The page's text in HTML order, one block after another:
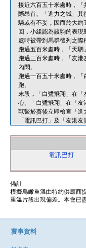
接近六百五十米處時，
際昂首。「進力之城」
騎或有不妥，因而於大
回，小組認為該駒的表
處時被帶到馬群後列之際
跑過五百米處時，「天駟
跑過三百米處時，「友
內閃。
跑過一百五十米處時，
跑。
末段，「白鷺飛翔」在
心。「白鷺飛翔」在「友
獸醫於賽後立即檢查「進
「電訊巴打」及「友港友
電訊巴打
備註
模擬鳥瞰重溫由特約供應商
重溫片段出現偏差。本會已
賽事資料